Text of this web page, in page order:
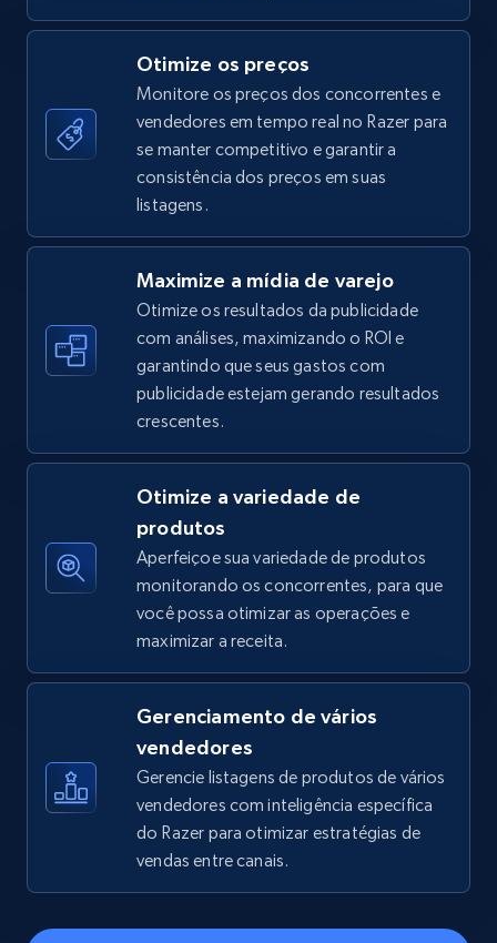
5.4K+ 669+ Comece agora
TikTok Shop - category
URL, Title, Available, Description, Currency, Initial
price, Final price, Discount percent, and more.
TikTok Shop - Collect TikTok shop products
by keywords search
URL, Title, Available, Description, Currency, Initial
price, Final price, Discount percent, and more.
TikTok Shop - discover records by shop url
price, Final price, Discount percent, and more.
669+
Amazon sellers info
Otimize os preços
Monitore os preços dos concorrentes e
vendedores em tempo real no Razer para
se manter competitivo e garantir a
consistência dos preços em suas
listagens.
Maximize a mídia de varejo
Otimize os resultados da publicidade
com análises, maximizando o ROI e
garantindo que seus gastos com
publicidade estejam gerando resultados
crescentes.
Otimize a variedade de
produtos
Aperfeiçoe sua variedade de produtos
monitorando os concorrentes, para que
você possa otimizar as operações e
maximizar a receita.
Gerenciamento de vários
vendedores
Gerencie listagens de produtos de vários
vendedores com inteligência específica
do Razer para otimizar estratégias de
vendas entre canais.